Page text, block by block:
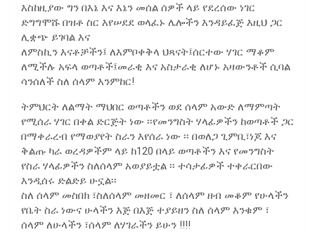
እስከዚያው ግን በእኔ እና እኔን መሰል ሰዎች ላይ የደረሰው ነገር
ድግግሞሹ በዝቶ ስር እየሠደደ ወላፈኑ ሌሎችን እንዳይፈጅ እዚህ ጋር
ሊቋጭ ይገባል እና
ለምስኪን እናቶቻችን፤ ለእምቦቀቅላ ህጻናት፤ሰርተው ሃገር ማቆም
ለሚችሉ አፍላ ወጣቶች፤መራቂ እና አስታራቂ ለሆኑ አዛውንቶች ሲባል
ሳንሰለች ስለ ሰላም እንምከር!
ትምህርት ለልማት ማህበር ወጣቶችን ወደ ሰላም አውድ ለማምጣት
የሚሰራ ሃገር በቀል ድርጅት ነው ፡፡የመንግስት ሃላፊዎችን ከወጣቶች ጋር
በማቀራረብ የማወያየት ስራን እየሰራ ነው ፡፡ በወለጋ ጊምቢ፣ነጆ እና
ቅልጡ ካራ ወረዳዎችም ላይ ከ120 በላይ ወጣቶችን እና የመንግስት
የስራ ሃላፊዎችን ስለሰላም አወያይቷል ፡፡ ተሳታፊዎች ተቀራርበው
እንዲሰሩ ድልድይ ሁኗል፡፡
ስለ ሰላም መስበክ ፣ስለሰላም መዘመር ፣ ለሰላም ዘብ መቆም የሁላችን
የቤት ስራ ነውና ሁላችን እጅ በእጅ ተያይዘን ስለ ሰላም እንቁም ፣
ሰላም ለሁላችን ፣ሰላም ለሃገራችን ይሁን !!!!